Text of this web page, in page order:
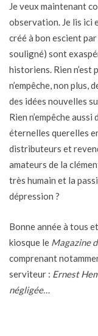
Je veux maintenant
observation. Je lis ici
créé à bon escient
souligné) sont
historiens. Rien n’est
n’empêche, non plus,
des idées nouvelles
Rien n’empêche
éternelles querelles
distributeurs et
amateurs de la
très humain et la
dépression ?
Bonne année à tous
kiosque le Magazine
comprenant
serviteur : Ernest
négligée…